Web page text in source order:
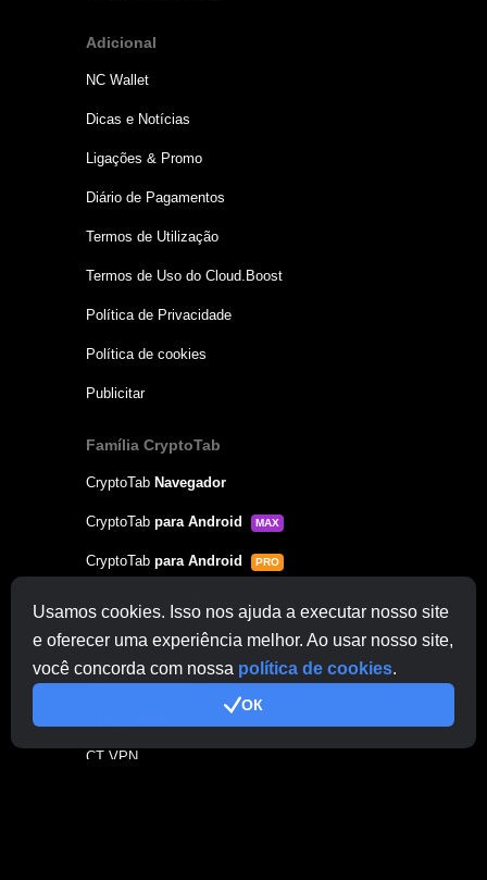
Usamos cookies. Isso nos ajuda a executar nosso site
e oferecer uma experiência melhor. Ao usar nosso site,
você concorda com nossa política de cookies.
ОК
Adicional
NC Wallet
Dicas e Notícias
Ligações & Promo
Diário de Pagamentos
Termos de Utilização
Termos de Uso do Cloud.Boost
Política de Privacidade
Política de cookies
Publicitar
Família CryptoTab
CryptoTab Navegador
CryptoTab para Android MAX
CryptoTab para Android PRO
CT Pool NEW
CryptoTabFarm
CT VPN